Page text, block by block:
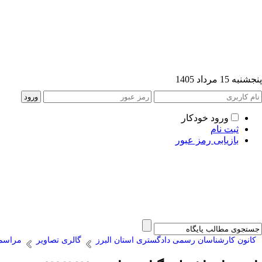
پنجشنبه 15 مرداد 1405
ورود خودکار
ثبت نام
بازیابی رمز عبور
کانون کارشناسان رسمی دادگستری استان البرز گالری تصاویر